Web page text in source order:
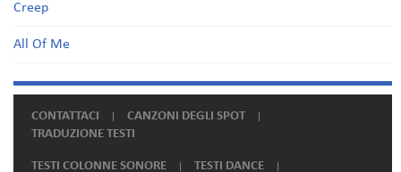
Creep
All Of Me
CONTATTACI
CANZONI DEGLI SPOT
TRADUZIONE TESTI
TESTI COLONNE SONORE TESTI DANCE